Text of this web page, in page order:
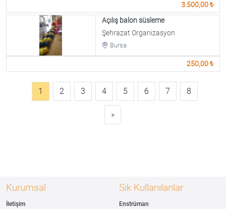
3.500,00 ₺
Açılış balon süsleme
Şehrazat Organizasyon
Bursa
250,00 ₺
1 2 3 4 5 6 7 8
»
Kurumsal
İletişim
Sık Kullanılanlar
Enstrüman